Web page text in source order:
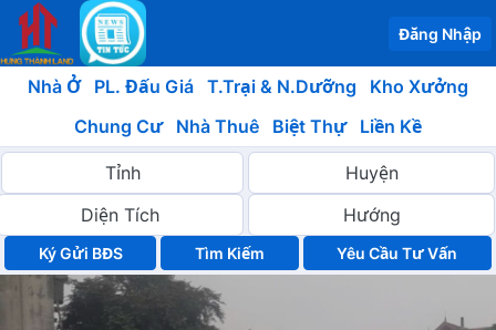
Đăng Nhập
Nhà Ở PL. Đấu Giá T.Trại & N.Dưỡng
Kho Xưởng
Chung Cư
Nhà Thuê Biệt Thự Liền Kề
Ký Gửi BĐS Yêu Cầu Tư Vấn